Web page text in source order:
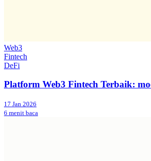
Web3
Fintech
DeFi
Platform Web3 Fintech Terbaik:
17 Jan 2026
6 menit baca